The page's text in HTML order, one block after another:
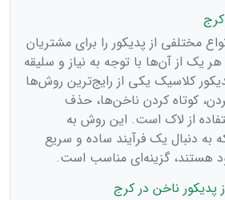
کرج
مختلفی از پدیکور را برای مشتریان
یک از آن‌ها با توجه به نیاز و سلیقه
کلاسیک یکی از رایج‌ترین روش‌ها
کوتاه کردن ناخن‌ها، حذف
از لاک است. این روش به
دنبال یک فرآیند ساده و سریع
هستند، گزینه‌ای مناسب است.
پدیکور ناخن در کرج